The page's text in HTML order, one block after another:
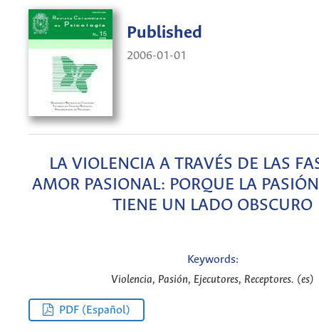
Published
2006-01-01
LA VIOLENCIA A TRAVÉS DE LAS
AMOR PASIONAL: PORQUE LA
TIENE UN LADO OBSCURO
Keywords:
Violencia, Pasión, Ejecutores, Receptores. (es)
PDF (Español)